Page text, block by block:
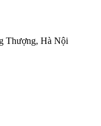
Thượng, Hà Nội